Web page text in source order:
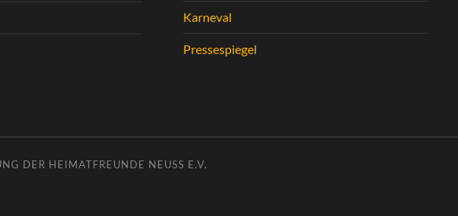
Karneval
Pressespiegel
DER HEIMATFREUNDE NEUSS E.V.